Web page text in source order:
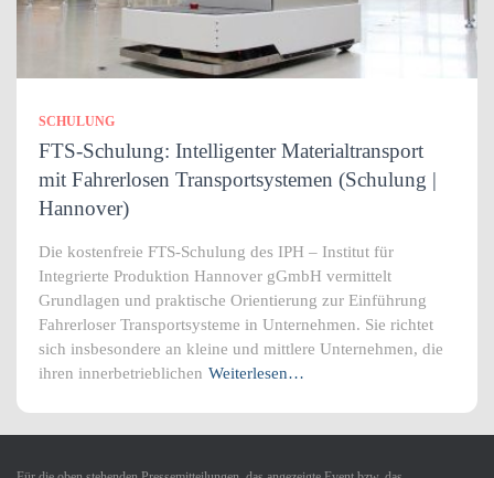
SCHULUNG
FTS-Schulung: Intelligenter Materialtransport
mit Fahrerlosen Transportsystemen (Schulung |
Hannover)
Die kostenfreie FTS-Schulung des IPH – Institut für
Integrierte Produktion Hannover gGmbH vermittelt
Grundlagen und praktische Orientierung zur Einführung
Fahrerloser Transportsysteme in Unternehmen. Sie richtet
sich insbesondere an kleine und mittlere Unternehmen, die
ihren innerbetrieblichen Weiterlesen…